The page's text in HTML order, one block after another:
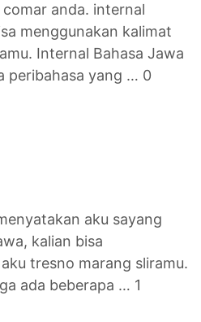
anda. internal
menggunakan kalimat
Internal Bahasa Jawa
peribahasa yang … 0
aku sayang
kalian bisa
tresno marang sliramu.
ada beberapa … 1